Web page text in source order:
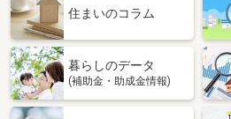
住まいのコラム
暮らしのデータ
(補助金・助成金情報)